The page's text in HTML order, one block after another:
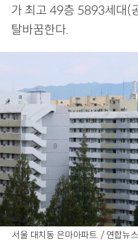
가 최고 49층 5893세대(
탈바꿈한다.
서울 대치동 은마아파트. / 연합뉴스